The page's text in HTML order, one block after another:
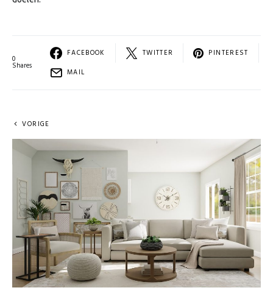
0
Shares
FACEBOOK TWITTER
PINTEREST
MAIL
VORIGE